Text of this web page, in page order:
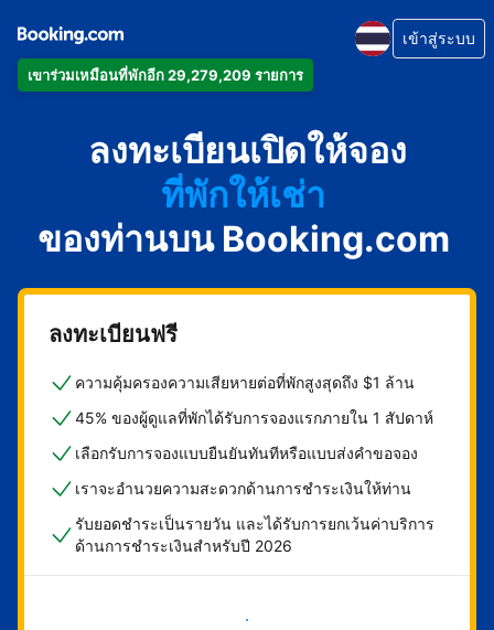
เข้าร่วมเหมือนที่พักอีก 29,279,209 รายการ
เข้าสู่ระบบ
ลงทะเบียนเปิดให้จอง
อพาร์ตเมนต์
โรงแรม
ที่พักให้เช่า
เกสต์เฮาส์
บีแอนด์บี
ของท่านบน Booking.com
ลงทะเบียนฟรี
ความคุ้มครองความเสียหายต่อที่พักสูงสุดถึง $1 ล้าน
45% ของผู้ดูแลที่พักได้รับการจองแรกภายใน 1 สัปดาห์
เลือกรับการจองแบบยืนยันทันทีหรือแบบส่งคำขอจอง
เราจะอำนวยความสะดวกด้านการชำระเงินให้ท่าน
รับยอดชำระเป็นรายวัน และได้รับการยกเว้นค่าบริการ
ด้านการชำระเงินสำหรับปี 2026
เริ่มดำเนินการเลย